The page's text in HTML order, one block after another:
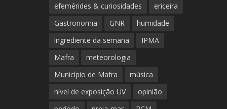
efemérides & curiosidades
ericeira
Gastronomia
GNR
humidade
ingrediente da semana
IPMA
Mafra
meteorologia
Município de Mafra
música
nível de exposição UV
opinião